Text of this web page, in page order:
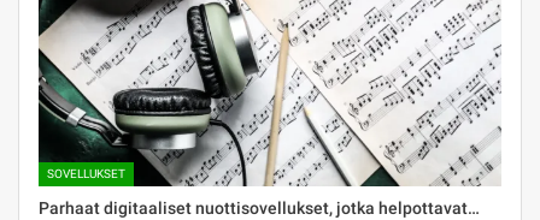
SOVELLUKSET
Parhaat digitaaliset nuottisovellukset, jotka helpottavat…